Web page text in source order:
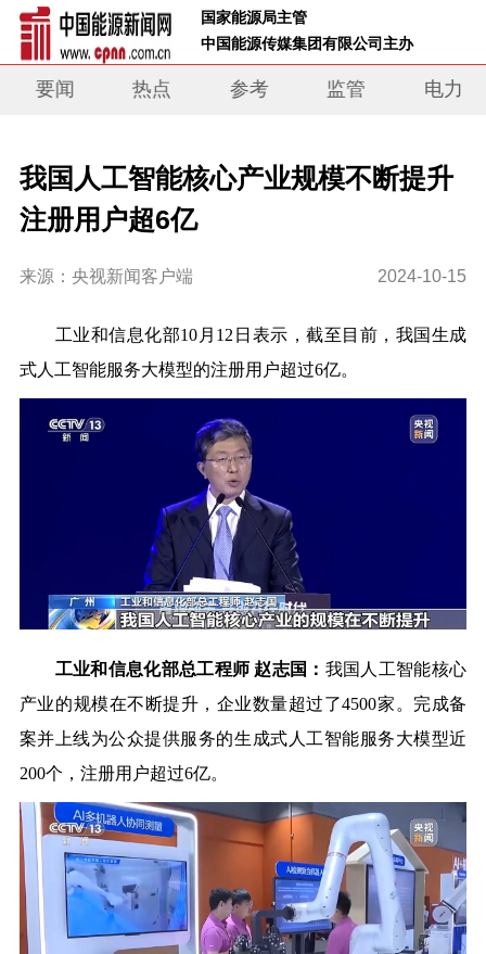
国家能源局主管
中国能源传媒集团有限公司主办
要闻 热点 参考 监管 电力
我国人工智能核心产业规模不断提升
注册用户超6亿
来源：央视新闻客户端 2024-10-15
工业和信息化部10月12日表示，截至目前， 我国生成
式人工智能服务大模型的注册用户超过6亿。
工业和信息化部总工程师 赵志国： 我国人工智能核心
产业的规模在不断提升， 企业数量超过了4500家 。完成备
案并上线为公众提供服务的生成式人工智能服务大模型近
200个，注册用户超过6亿。